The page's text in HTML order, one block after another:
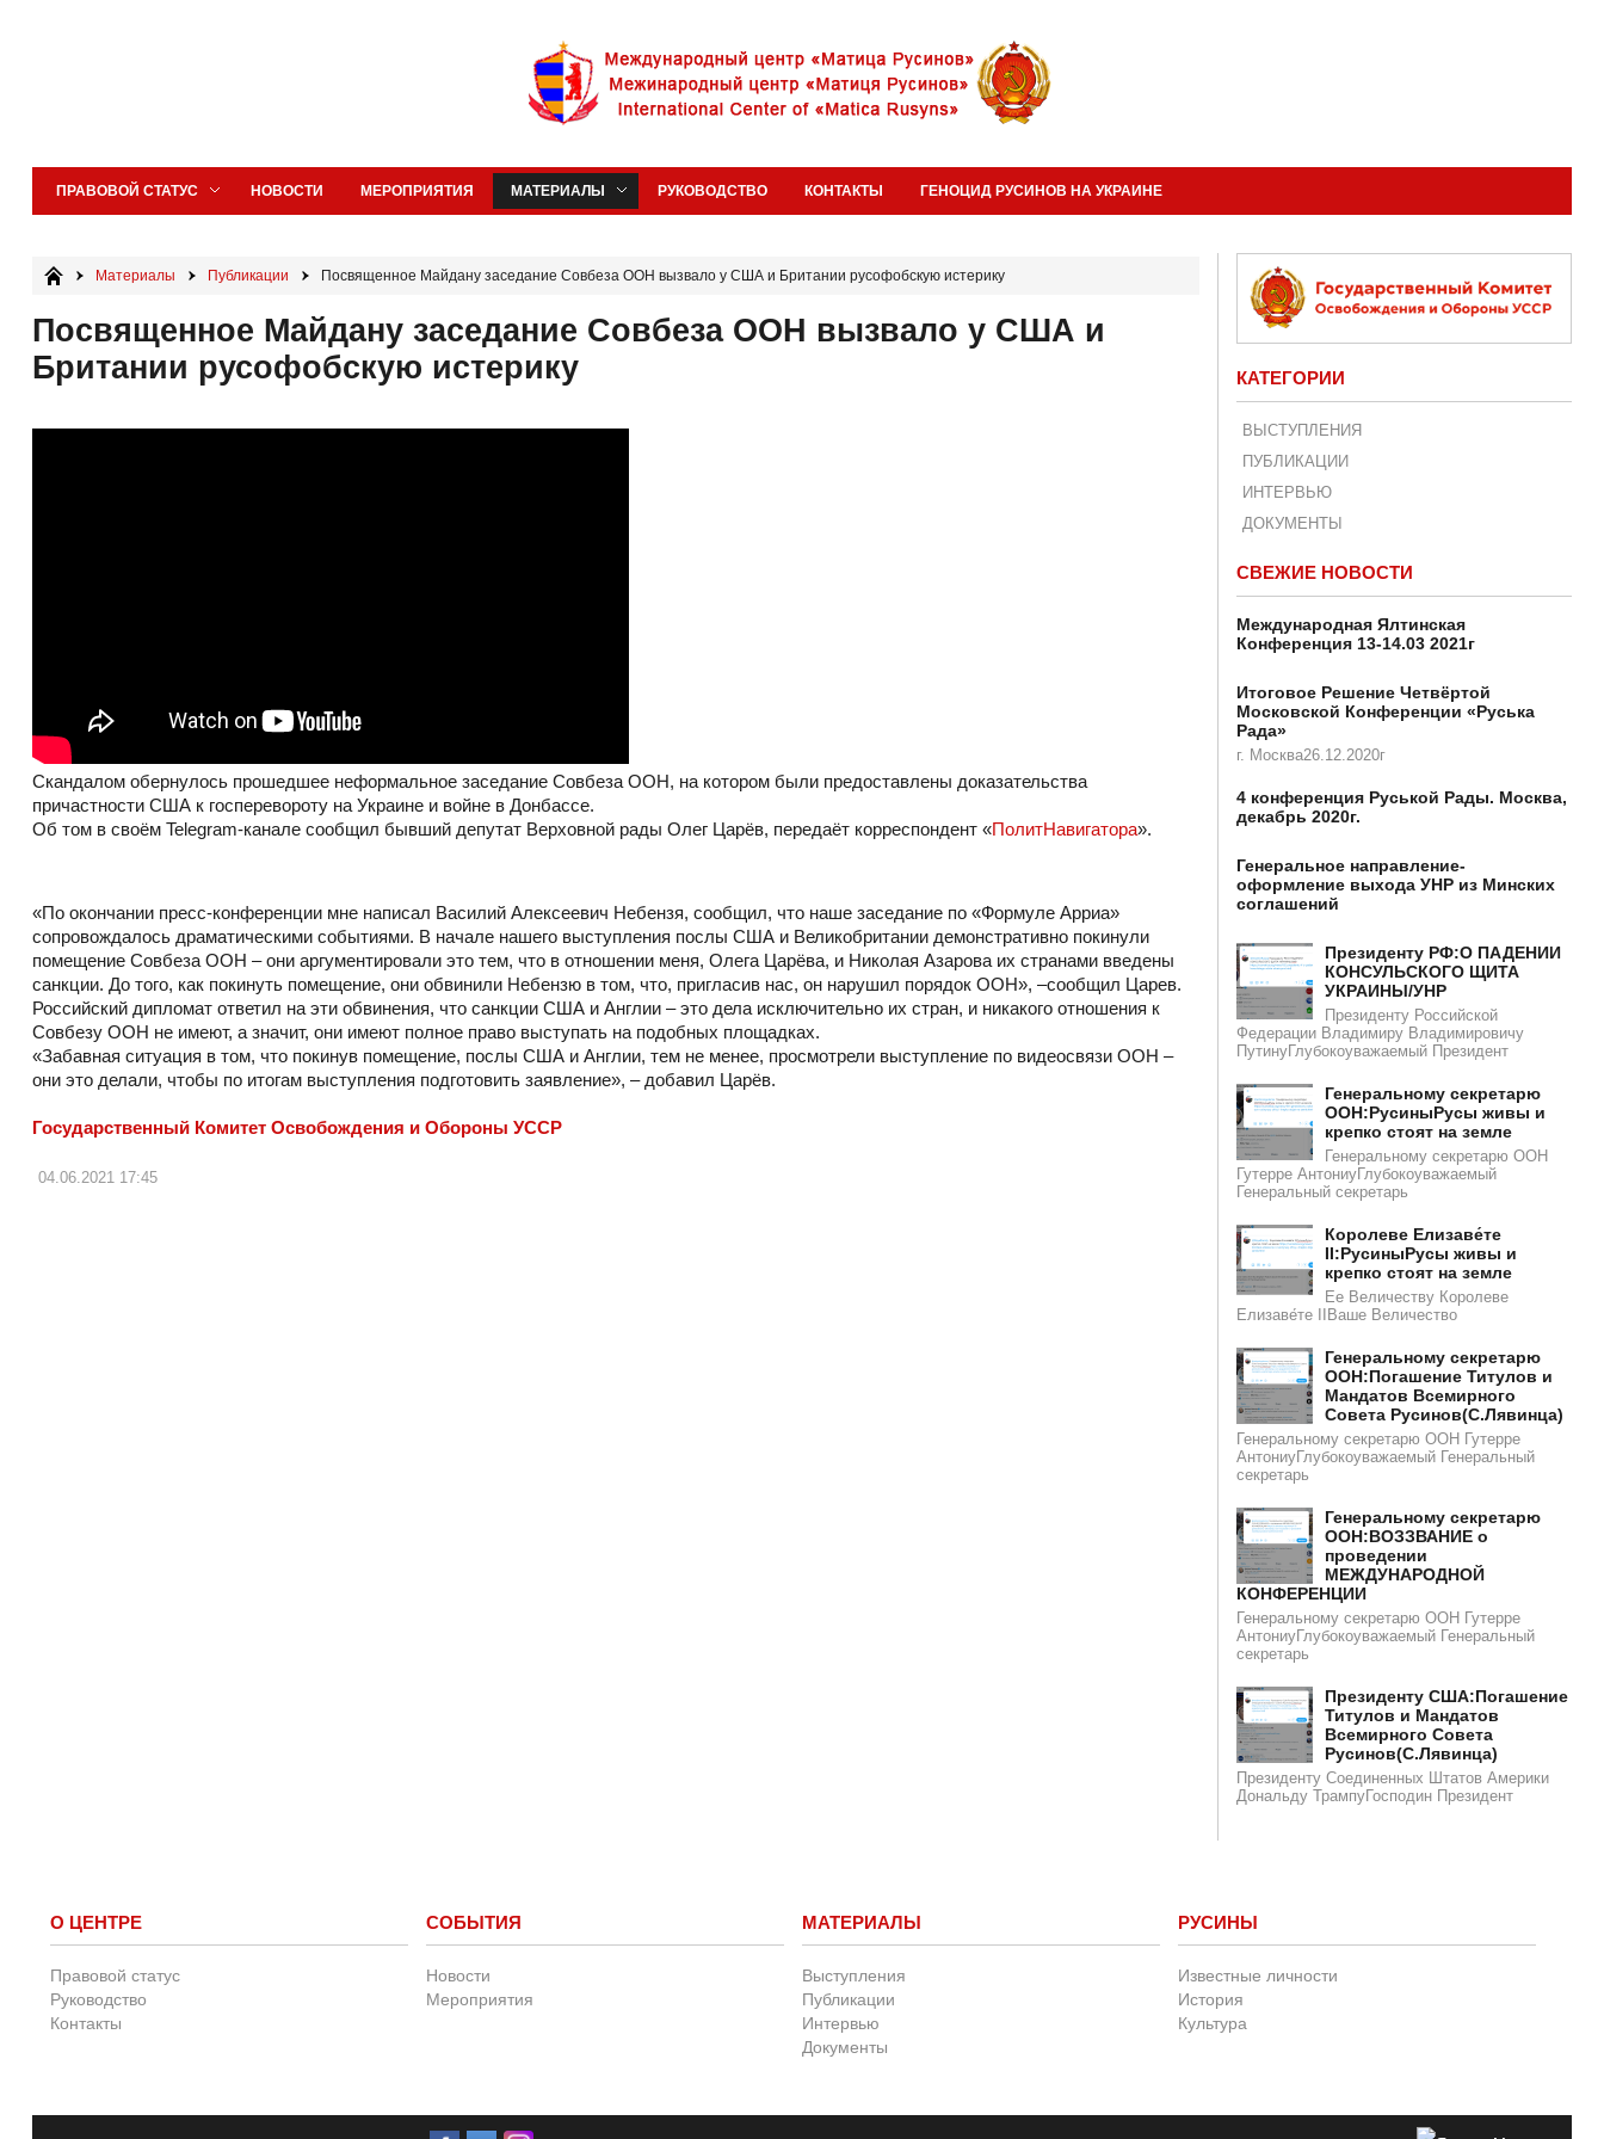
ПРАВОВОЙ СТАТУС НОВОСТИ МЕРОПРИЯТИЯ МАТЕРИАЛЫ РУКОВОДСТВО КОНТАКТЫ ГЕНОЦИД РУСИНОВ НА УКРАИНЕ
Материалы Публикации Посвященное Майдану заседание Совбеза ООН вызвало у США и Британии русофобскую истерику
Посвященное Майдану заседание Совбеза ООН вызвало у США и
Британии русофобскую истерику
Скандалом обернулось прошедшее неформальное заседание Совбеза ООН, на котором были предоставлены доказательства
причастности США к госперевороту на Украине и войне в Донбассе.
Об том в своём Telegram-канале сообщил бывший депутат Верховной рады Олег Царёв, передаёт корреспондент «ПолитНавигатора».
«По окончании пресс-конференции мне написал Василий Алексеевич Небензя, сообщил, что наше заседание по «Формуле Арриа»
сопровождалось драматическими событиями. В начале нашего выступления послы США и Великобритании демонстративно покинули
помещение Совбеза ООН – они аргументировали это тем, что в отношении меня, Олега Царёва, и Николая Азарова их странами введены
санкции. До того, как покинуть помещение, они обвинили Небензю в том, что, пригласив нас, он нарушил порядок ООН», –сообщил Царев.
Российский дипломат ответил на эти обвинения, что санкции США и Англии – это дела исключительно их стран, и никакого отношения к
Совбезу ООН не имеют, а значит, они имеют полное право выступать на подобных площадках.
«Забавная ситуация в том, что покинув помещение, послы США и Англии, тем не менее, просмотрели выступление по видеосвязи ООН –
они это делали, чтобы по итогам выступления подготовить заявление», – добавил Царёв.
Государственный Комитет Освобождения и Обороны УССР
04.06.2021 17:45
КАТЕГОРИИ
ВЫСТУПЛЕНИЯ
ПУБЛИКАЦИИ
ИНТЕРВЬЮ
ДОКУМЕНТЫ
СВЕЖИЕ НОВОСТИ
Международная Ялтинская
Конференция 13-14.03 2021г
Итоговое Решение Четвёртой
Московской Конференции «Руська
Рада»
г. Москва26.12.2020г
4 конференция Руськой Рады. Москва,
декабрь 2020г.
Генеральное направление-
оформление выхода УНР из Минских
соглашений
Президенту РФ:О ПАДЕНИИ
КОНСУЛЬСКОГО ЩИТА
УКРАИНЫ/УНР​​
Президенту Российской
Федерации Владимиру Владимировичу
ПутинуГлубокоуважаемый Президент
Генеральному секретарю
ООН:РусиныРусы живы и
крепко стоят на земле
Генеральному секретарю ООН
Гутерре АнтониуГлубокоуважаемый
Генеральный секретарь
Королеве Елизаве́те
II:РусиныРусы живы и
крепко стоят на земле
Ее Величеству Королеве
Елизаве́те IIВаше Величество
Генеральному секретарю
ООН:Погашение Титулов и
Мандатов Всемирного
Совета Русинов(С.Лявинца)​​
Генеральному секретарю ООН Гутерре
АнтониуГлубокоуважаемый Генеральный
секретарь
Генеральному секретарю
ООН:ВОЗЗВАНИЕ о
проведении
МЕЖДУНАРОДНОЙ
КОНФЕРЕНЦИИ
Генеральному секретарю ООН Гутерре
АнтониуГлубокоуважаемый Генеральный
секретарь
​​Президенту США:Погашение
Титулов и Мандатов
Всемирного Совета
Русинов(С.Лявинца)​
Президенту Соединенных Штатов Америки
Дональду ТрампуГосподин Пpeзидeнт
О ЦЕНТРЕ
Правовой статус
Руководство
Контакты
СОБЫТИЯ
Новости
Мероприятия
МАТЕРИАЛЫ
Выступления
Публикации
Интервью
Документы
РУСИНЫ
Известные личности
История
Культура